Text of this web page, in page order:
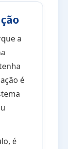
a
é
é